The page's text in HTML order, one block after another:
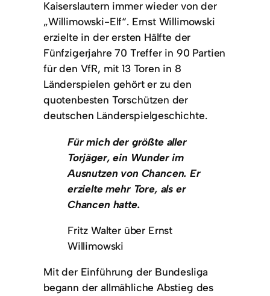
Kaiserslautern immer wieder von der
„Willimowski-Elf“. Ernst Willimowski
erzielte in der ersten Hälfte der
Fünfzigerjahre 70 Treffer in 90 Partien
für den VfR, mit 13 Toren in 8
Länderspielen gehört er zu den
quotenbesten Torschützen der
deutschen Länderspielgeschichte.
Für mich der größte aller
Torjäger, ein Wunder im
Ausnutzen von Chancen. Er
erzielte mehr Tore, als er
Chancen hatte.
Fritz Walter über Ernst
Willimowski
Mit der Einführung der Bundesliga
begann der allmähliche Abstieg des